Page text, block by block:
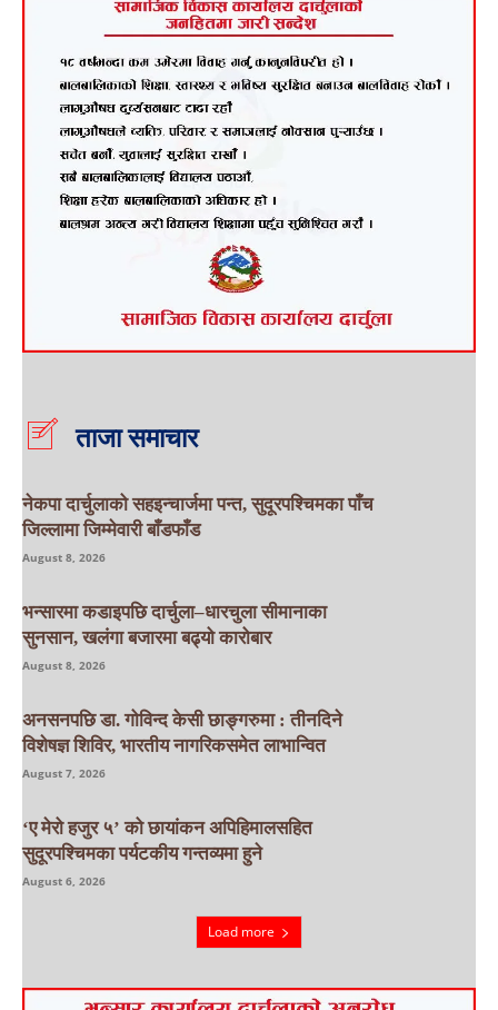
ताजा समाचार
नेकपा दार्चुलाको सहइन्चार्जमा पन्त, सुदूरपश्चिमका पाँच
जिल्लामा जिम्मेवारी बाँडफाँड
August 8, 2026
भन्सारमा कडाइपछि दार्चुला–धारचुला सीमानाका
सुनसान, खलंगा बजारमा बढ्यो कारोबार
August 8, 2026
अनसनपछि डा. गोविन्द केसी छाङ्गरुमा : तीनदिने
विशेषज्ञ शिविर, भारतीय नागरिकसमेत लाभान्वित
August 7, 2026
‘ए मेरो हजुर ५’ को छायांकन अपिहिमालसहित
सुदूरपश्चिमका पर्यटकीय गन्तव्यमा हुने
August 6, 2026
Load more